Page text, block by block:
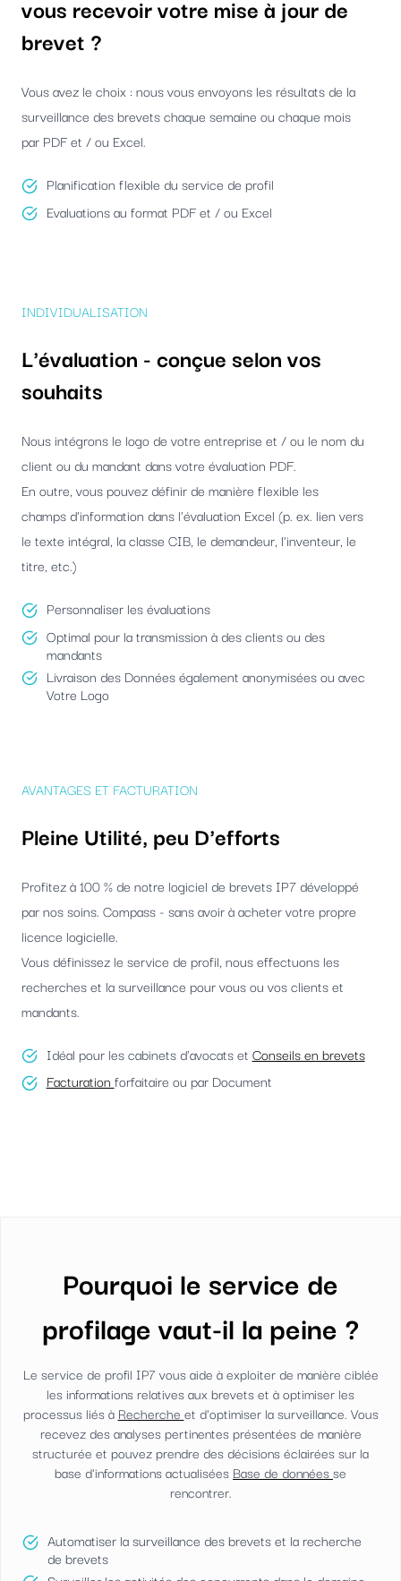
vous recevoir votre mise à jour de
brevet ?
Vous avez le choix : nous vous envoyons les résultats de la
surveillance des brevets chaque semaine ou chaque mois
par PDF et / ou Excel.
Planification flexible du service de profil
Evaluations au format PDF et / ou Excel
INDIVIDUALISATION
L'évaluation - conçue selon vos
souhaits
Nous intégrons le logo de votre entreprise et / ou le nom du
client ou du mandant dans votre évaluation PDF.
En outre, vous pouvez définir de manière flexible les
champs d'information dans l'évaluation Excel (p. ex. lien vers
le texte intégral, la classe CIB, le demandeur, l'inventeur, le
titre, etc.)
Personnaliser les évaluations
Optimal pour la transmission à des clients ou des
mandants
Livraison des Données également anonymisées ou avec
Votre Logo
AVANTAGES ET FACTURATION
Pleine Utilité, peu D'efforts
Profitez à 100 % de notre logiciel de brevets IP7 développé
par nos soins. Compass - sans avoir à acheter votre propre
licence logicielle.
Vous définissez le service de profil, nous effectuons les
recherches et la surveillance pour vous ou vos clients et
mandants.
Idéal pour les cabinets d'avocats et Conseils en brevets
Facturation forfaitaire ou par Document
Pourquoi le service de
profilage vaut-il la peine ?
Le service de profil IP7 vous aide à exploiter de manière ciblée
les informations relatives aux brevets et à optimiser les
processus liés à Recherche et d'optimiser la surveillance. Vous
recevez des analyses pertinentes présentées de manière
structurée et pouvez prendre des décisions éclairées sur la
base d'informations actualisées Base de donnéesse
rencontrer.
Automatiser la surveillance des brevets et la recherche
de brevets